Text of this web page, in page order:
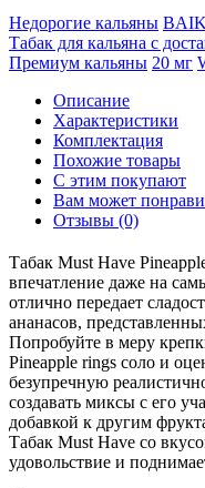
Недорогие кальяны
Табак для кальяна с
Премиум кальяны 20 мг
Описание
Характеристики
Комплектация
Похожие товары
С этим покупают
Вам может
Отзывы (0)
Табак Must Have
впечатление даже на
отлично передает
ананасов,
Попробуйте в меру
Pineapple rings соло и
безупречную
создавать миксы с его
добавкой к другим
Табак Must Have со
удовольствие и